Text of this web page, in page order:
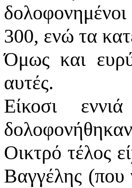
300, ενώ τα
Όμως και
αυτές.
Είκοσι
Οικτρό τέλος
Βαγγέλης (που